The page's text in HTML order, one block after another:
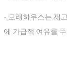
- 모래하우스는 재
에 가급적 여유를